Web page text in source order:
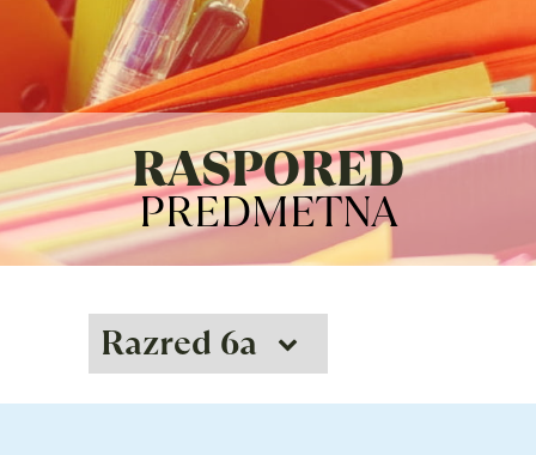
RASPORED
PREDMETNA